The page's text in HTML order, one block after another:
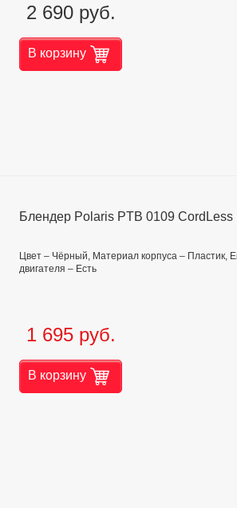
2 690 руб.
В корзину
Блендер Polaris PTB 0109
Цвет – Чёрный, Материал корпуса – Пластик,
двигателя – Есть
1 695 руб.
В корзину